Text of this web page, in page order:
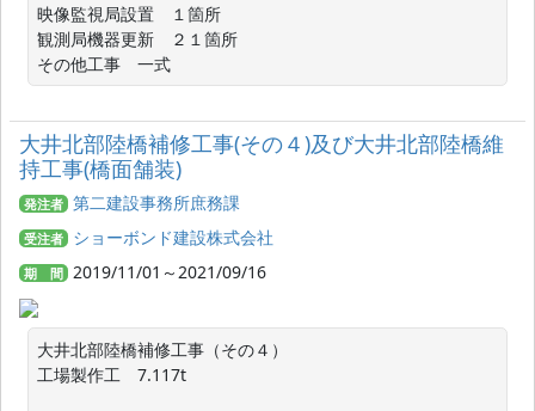
映像監視局設置　１箇所
観測局機器更新　２１箇所
その他工事　一式
大井北部陸橋補修工事(その４)及び大井北部陸橋維
持工事(橋面舗装)
発注者 第二建設事務所庶務課
受注者 ショーボンド建設株式会社
期 間 2019/11/01～2021/09/16
大井北部陸橋補修工事（その４）
工場製作工　7.117t